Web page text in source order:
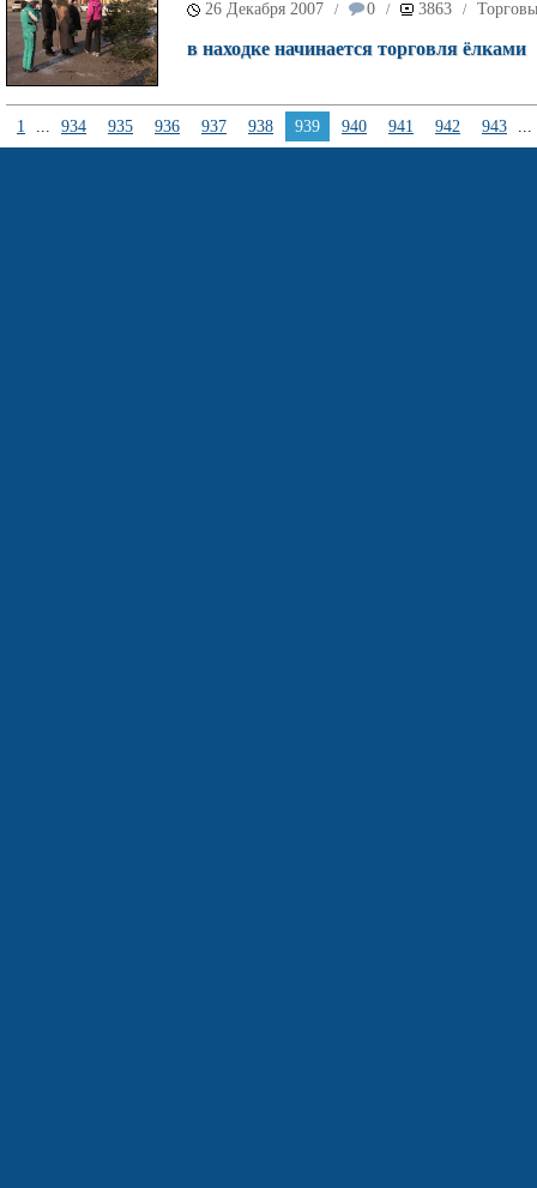
26 Декабря 2007 / 0 / 3863 /
в находке начинается торговля ёлками
1 ... 934 935 936 937 938 939 940 941 942 943 ...